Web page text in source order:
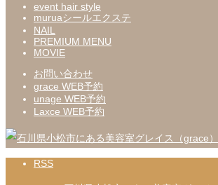
event hair style
muruaシールエクステ
NAIL
PREMIUM MENU
MOVIE
お問い合わせ
grace WEB予約
unage WEB予約
Laxce WEB予約
RSS